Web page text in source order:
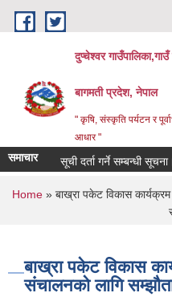
Skip to main content
दुप्चेश्वर गाउँपालिका,गाउँ
बागमती प्रदेश, नेपाल
" कृषि, संस्कृति पर्यटन र
आधार "
समाचार सूची दर्ता गर्ने सम्बन्धी सूचना।
You are here
Home » बाख्रा पकेट विकास कार्यक्रम
बाख्रा पकेट विकास
संचालनको लागि